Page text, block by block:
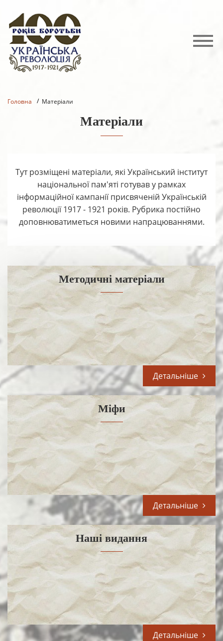
Головна Матеріали
Матеріали
Тут розміщені матеріали, які Український інститут
національної пам'яті готував у рамках
інформаційної кампанії присвяченій Українській
революції 1917 - 1921 років. Рубрика постійно
доповнюватиметься новими напрацюваннями.
Методичні матеріали
Детальніше
Міфи
Детальніше
Наші видання
Детальніше